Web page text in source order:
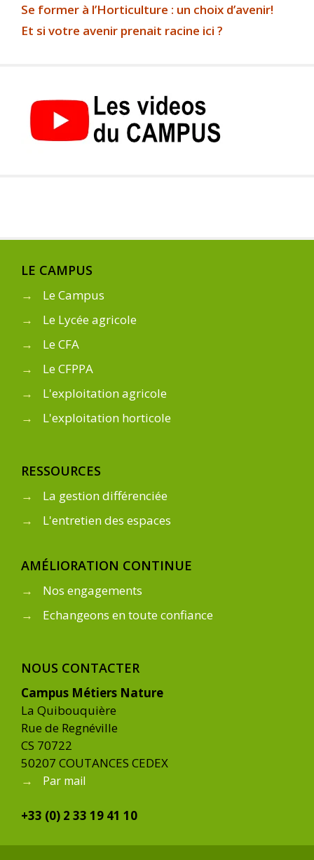
Se former à l’Horticulture : un choix d’avenir!
Et si votre avenir prenait racine ici ?
LE CAMPUS
→
Le Campus
→
Le Lycée agricole
→
Le CFA
→
Le CFPPA
→
L'exploitation agricole
→
L'exploitation horticole
RESSOURCES
→
La gestion différenciée
→
L'entretien des espaces
AMÉLIORATION CONTINUE
→
Nos engagements
→
Echangeons en toute confiance
NOUS CONTACTER
Campus Métiers Nature
La Quibouquière
Rue de Regnéville
CS 70722
50207 COUTANCES CEDEX
→
Par mail
+33 (0) 2 33 19 41 10